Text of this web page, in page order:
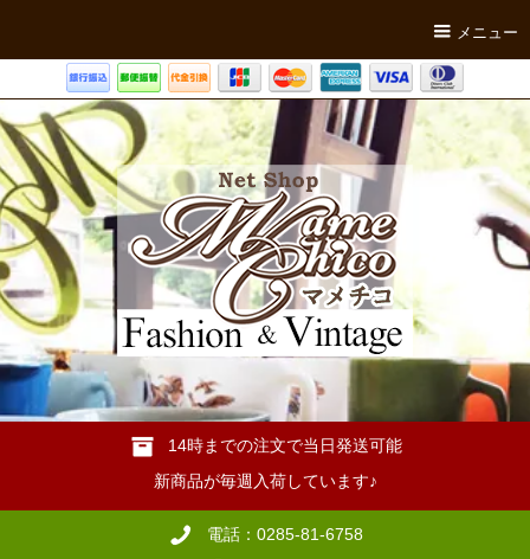
メニュー
14時までの注文で当日発送可能
新商品が毎週入荷しています♪
電話：0285-81-6758